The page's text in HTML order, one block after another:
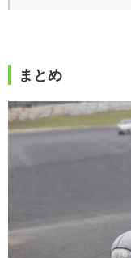
まとめ